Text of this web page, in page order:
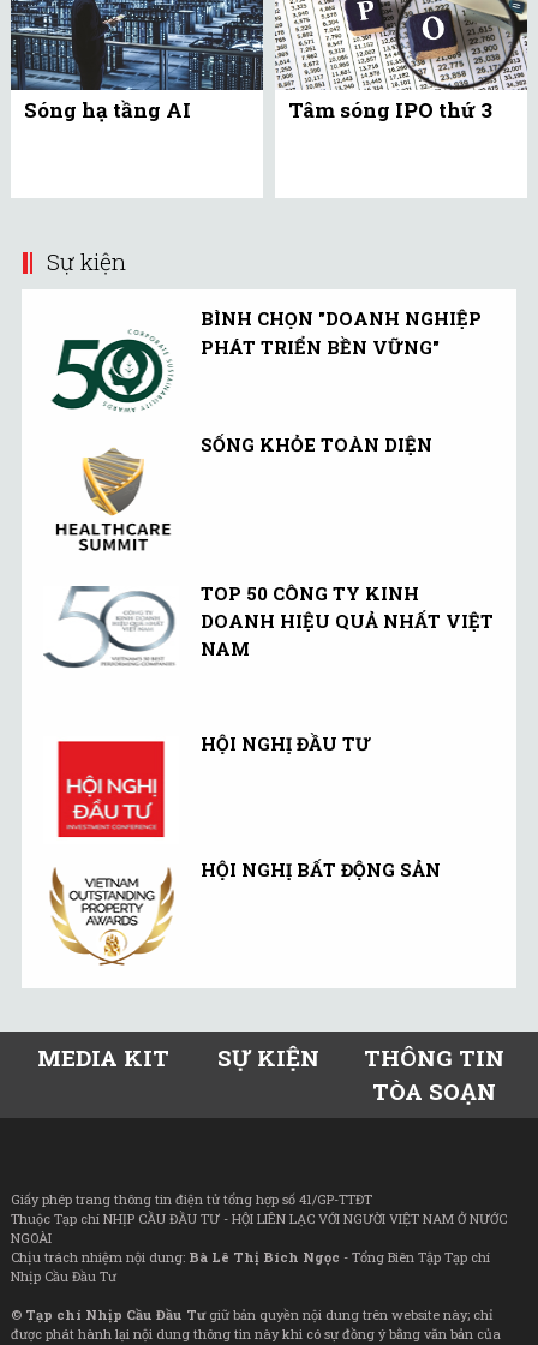
Sóng hạ tầng AI Tâm sóng IPO thứ 3
Sự kiện
BÌNH CHỌN "DOANH NGHIỆP
PHÁT TRIỂN BỀN VỮNG"
SỐNG KHỎE TOÀN DIỆN
TOP 50 CÔNG TY KINH
DOANH HIỆU QUẢ NHẤT VIỆT
NAM
HỘI NGHỊ ĐẦU TƯ
HỘI NGHỊ BẤT ĐỘNG SẢN
MEDIA KIT SỰ KIỆN
THÔNG TIN
TÒA SOẠN
Giấy phép trang thông tin điện tử tổng hợp số 41/GP-TTĐT
Thuộc Tạp chí NHỊP CẦU ĐẦU TƯ - HỘI LIÊN LẠC VỚI NGƯỜI VIỆT NAM Ở NƯỚC
NGOÀI
Chịu trách nhiệm nội dung: Bà Lê Thị Bích Ngọc - Tổng Biên Tập Tạp chí
Nhịp Cầu Đầu Tư
© Tạp chí Nhịp Cầu Đầu Tưgiữ bản quyền nội dung trên website này; chỉ
được phát hành lại nội dung thông tin này khi có sự đồng ý bằng văn bản của